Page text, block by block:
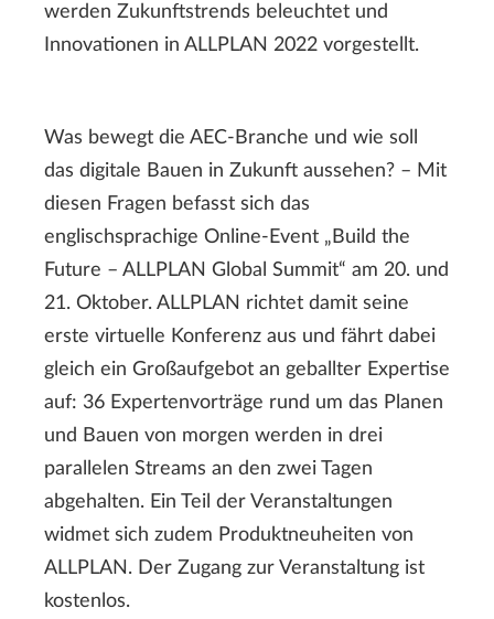
werden Zukunftstrends beleuchtet und
Innovationen in ALLPLAN 2022 vorgestellt.
Was bewegt die AEC-Branche und wie soll
das digitale Bauen in Zukunft aussehen? – Mit
diesen Fragen befasst sich das
englischsprachige Online-Event „Build the
Future – ALLPLAN Global Summit“ am 20. und
21. Oktober. ALLPLAN richtet damit seine
erste virtuelle Konferenz aus und fährt dabei
gleich ein Großaufgebot an geballter Expertise
auf: 36 Expertenvorträge rund um das Planen
und Bauen von morgen werden in drei
parallelen Streams an den zwei Tagen
abgehalten. Ein Teil der Veranstaltungen
widmet sich zudem Produktneuheiten von
ALLPLAN. Der Zugang zur Veranstaltung ist
kostenlos.